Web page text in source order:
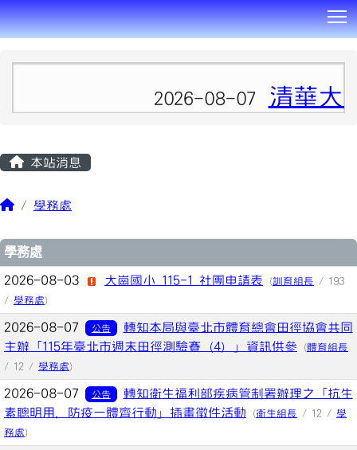
2026-08-07 清華大
本站消息
學務處
文章列表
學務處
2026-08-03 大崗國小 115-1 社團申請表 (訓育組長 / 193
/ 學務處)
2026-08-07 公告
轉知本局與臺北市體育總會田徑協會共同
主辦「115年臺北市週末田徑測驗賽（4）」資訊供參
(體育組長
/ 12 / 學務處)
2026-08-07 公告
轉知衛生福利部疾病管制署辦理之「抗生
素聰明用，防疫一體齊行動」插畫徵件活動
(衛生組長 / 12 / 學
務處)